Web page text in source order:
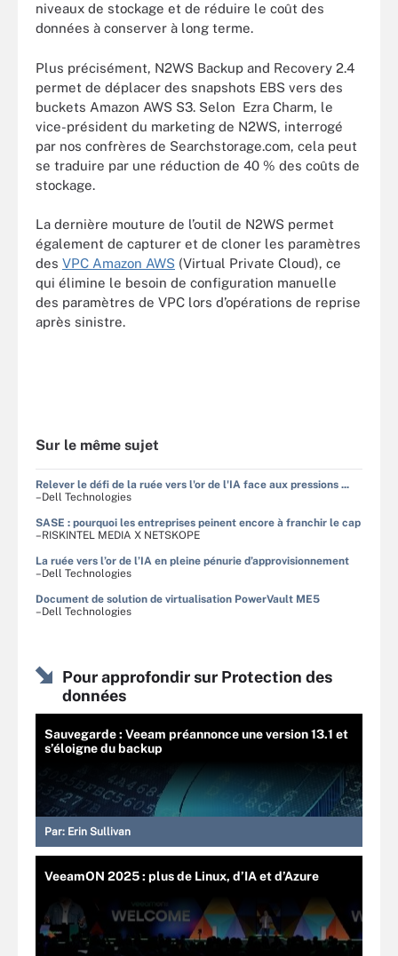
niveaux de stockage et de réduire le coût des
données à conserver à long terme.
Plus précisément, N2WS Backup and Recovery 2.4
permet de déplacer des snapshots EBS vers des
buckets Amazon AWS S3. Selon Ezra Charm, le
vice-président du marketing de N2WS, interrogé
par nos confrères de Searchstorage.com, cela peut
se traduire par une réduction de 40 % des coûts de
stockage.
La dernière mouture de l’outil de N2WS permet
également de capturer et de cloner les paramètres
des VPC Amazon AWS (Virtual Private Cloud), ce
qui élimine le besoin de configuration manuelle
des paramètres de VPC lors d’opérations de reprise
après sinistre.
Sur le même sujet
Relever le défi de la ruée vers l'or de l'IA face aux pressions ...
–Dell Technologies
SASE : pourquoi les entreprises peinent encore à franchir le cap
–RISKINTEL MEDIA X NETSKOPE
La ruée vers l’or de l’IA en pleine pénurie d’approvisionnement
–Dell Technologies
Document de solution de virtualisation PowerVault ME5
–Dell Technologies
Pour approfondir sur Protection des
données
Sauvegarde : Veeam préannonce une version 13.1 et
s’éloigne du backup
Par: Erin Sullivan
VeeamON 2025 : plus de Linux, d’IA et d’Azure